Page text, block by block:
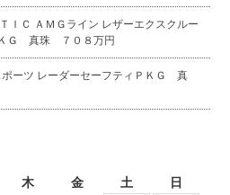
ＩＣ ＡＭＧライン レザーエクスクルー
ＫＧ 真珠 ７０８万円
ポーツ レーダーセーフティＰＫＧ 真
木 金 土 日